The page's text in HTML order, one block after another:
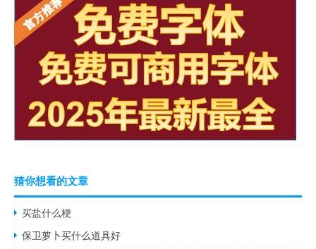
猜你想看的文章
买盐什么梗
保卫萝卜买什么道具好